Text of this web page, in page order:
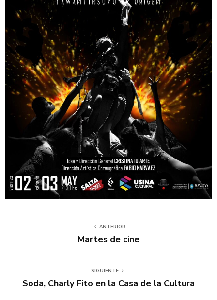
ANTERIOR
Martes de cine
SIGUIENTE
Soda, Charly Fito en la Casa de la Cultura